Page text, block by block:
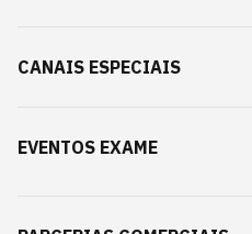
CANAIS ESPECIAIS
EVENTOS EXAME